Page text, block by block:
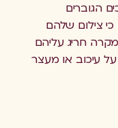
הגוברים
צילום שלהם
חריג עליהם
עיכוב או מעצר